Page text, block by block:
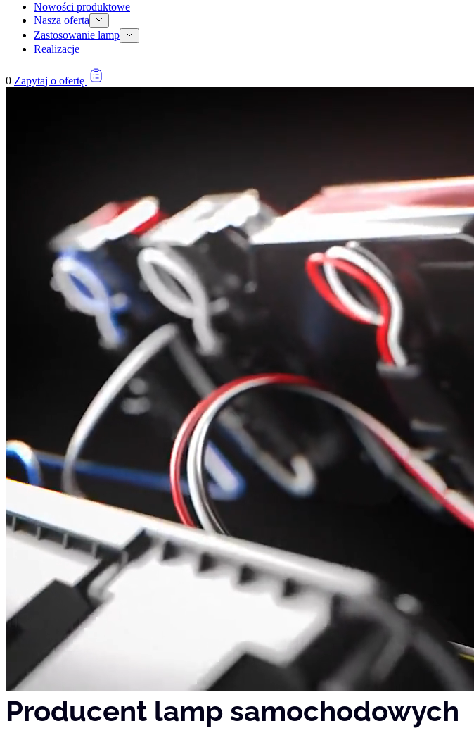
Nowości produktowe
Nasza oferta
Zastosowanie lamp
Realizacje
0 Zapytaj o ofertę
Producent lamp samochodowych
Wykorzystujemy pliki cookie do spersonalizowania treści i reklam,
witrynie. Informacje o tym, jak korzystasz z naszej witryny,
Partnerzy mogą połączyć te informacje z innymi danymi otrzymanymi
Niezbędne
Niezbędne pliki cookie mają kluczowe znaczenie dla podstawowych
nich. Te pliki cookie nie przechowują żadnych danych
Preferencje
Pliki cookie dotyczące preferencji umożliwiają stronie zapamiętanie
preferowany język lub region, w którym znajduje się użytkownik.
Statystyczne pliki cookie pomagają właścicielem stron
gromadząc i zgłaszając anonimowe informacje.
Marketing
Marketingowe pliki cookie stosowane są w celu śledzenia
istotne i interesujące dla poszczególnych użytkowników i tym